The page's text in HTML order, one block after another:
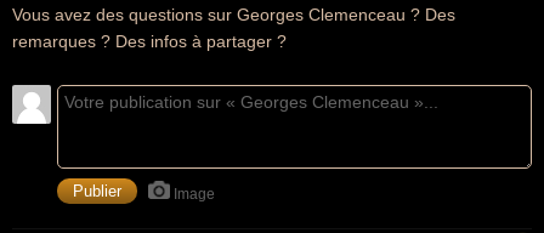
Vous avez des questions sur Georges Clemenceau ? Des
remarques ? Des infos à partager ?
Image